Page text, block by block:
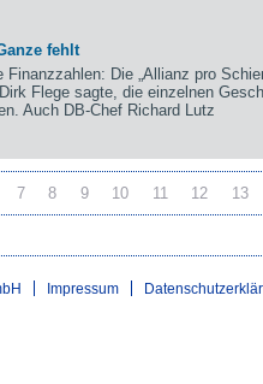
fehlt
Die „Allianz pro
Flege sagte, die einzelnen
Auch DB-Chef Richard Lutz
7 8 9 10 11 12 13
Impressum